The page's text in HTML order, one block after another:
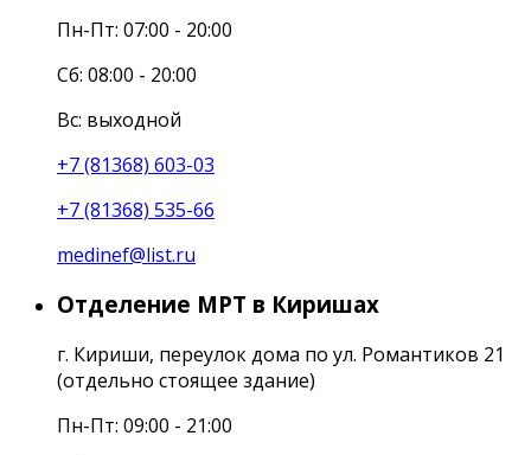
Пн-Пт: 07:00 - 20:00
Сб: 08:00 - 20:00
Вс: выходной
+7 (81368) 603-03
+7 (81368) 535-66
medinef@list.ru
Отделение МРТ в Киришах
г. Кириши, переулок дома по ул. Романтиков 21
(отдельно стоящее здание)
Пн-Пт: 09:00 - 21:00